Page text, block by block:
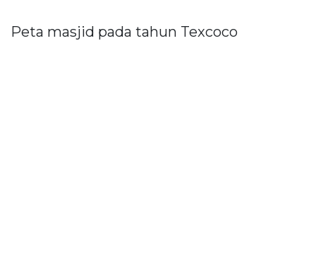
Peta masjid pada tahun Texcoco